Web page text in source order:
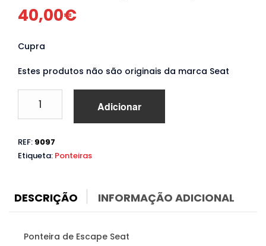
40,00€
Cupra
Estes produtos não são originais da marca Seat
Ponteira
Escape
Seat
Adicionar
REF: 9097
Etiqueta: Ponteiras
DESCRIÇÃO INFORMAÇÃO ADICIONAL
Ponteira de Escape Seat